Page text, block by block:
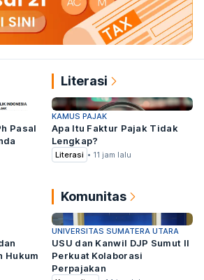
Pasal
Literasi
KAMUS PAJAK
Apa Itu Faktur Pajak Tidak
Lengkap?
Literasi • 11 jam lalu
Hukum
Komunitas
UNIVERSITAS SUMATERA UTARA
USU dan Kanwil DJP Sumut II
Perkuat Kolaborasi
Perpajakan